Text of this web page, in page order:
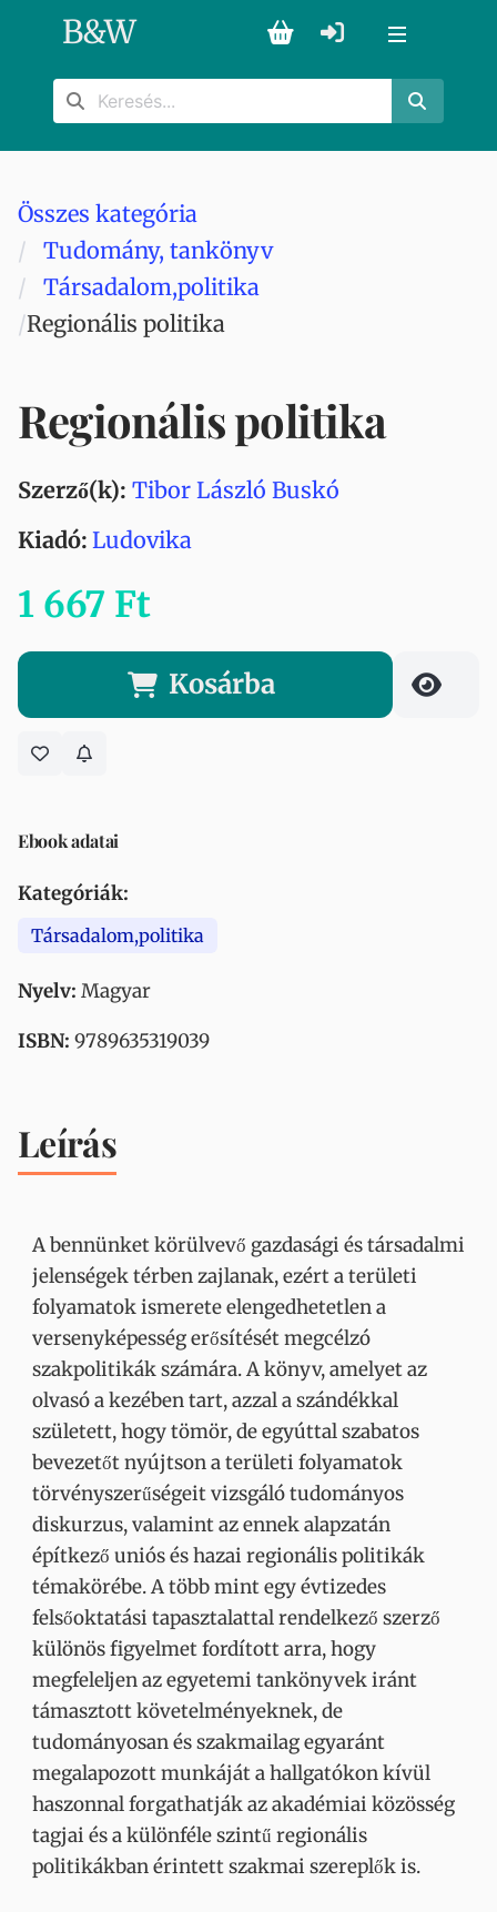
B&W
Összes kategória
Tudomány, tankönyv
Társadalom,politika
Regionális politika
Regionális politika
Szerző(k): Tibor László Buskó
Kiadó: Ludovika
1 667 Ft
Kosárba
Ebook adatai
Kategóriák:
Társadalom,politika
Nyelv: Magyar
ISBN: 9789635319039
Leírás
A bennünket körülvevő gazdasági és társadalmi
jelenségek térben zajlanak, ezért a területi
folyamatok ismerete elengedhetetlen a
versenyképesség erősítését megcélzó
szakpolitikák számára. A könyv, amelyet az
olvasó a kezében tart, azzal a szándékkal
született, hogy tömör, de egyúttal szabatos
bevezetőt nyújtson a területi folyamatok
törvényszerűségeit vizsgáló tudományos
diskurzus, valamint az ennek alapzatán
építkező uniós és hazai regionális politikák
témakörébe. A több mint egy évtizedes
felsőoktatási tapasztalattal rendelkező szerző
különös figyelmet fordított arra, hogy
megfeleljen az egyetemi tankönyvek iránt
támasztott követelményeknek, de
tudományosan és szakmailag egyaránt
megalapozott munkáját a hallgatókon kívül
haszonnal forgathatják az akadémiai közösség
tagjai és a különféle szintű regionális
politikákban érintett szakmai szereplők is.